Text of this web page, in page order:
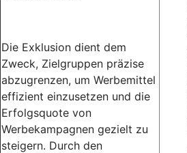
Die Exklusion dient dem
Zweck, Zielgruppen präzise
abzugrenzen, um Werbemittel
effizient einzusetzen und die
Erfolgsquote von
Werbekampagnen gezielt zu
steigern. Durch den